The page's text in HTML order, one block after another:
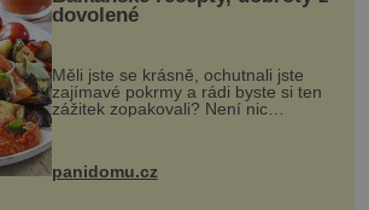
dovolené
Měli jste se krásně, ochutnali jste
zajímavé pokrmy a rádi byste si ten
zážitek zopakovali? Není nic
snazšího. Pljeskavica (10 porcí)
Možná jste ji ochutnali na dovolené v
panidomu.cz